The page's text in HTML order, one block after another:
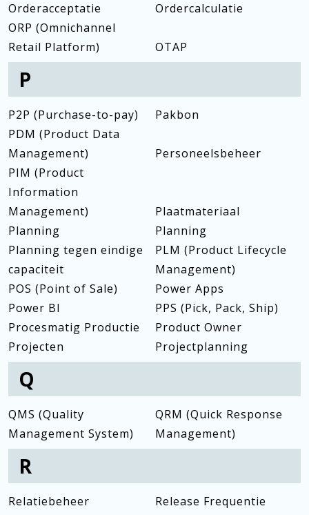
Orderacceptatie
Ordercalculatie
ORP (Omnichannel
Retail Platform)
OTAP
P
P2P (Purchase-to-pay)
Pakbon
PDM (Product Data
Management)
Personeelsbeheer
PIM (Product
Information
Management)
Plaatmateriaal
Planning
Planning
Planning tegen eindige
capaciteit
PLM (Product Lifecycle
Management)
POS (Point of Sale)
Power Apps
Power BI
PPS (Pick, Pack, Ship)
Procesmatig Productie
Product Owner
Projecten
Projectplanning
Q
QMS (Quality
Management System)
QRM (Quick Response
Management)
R
Relatiebeheer
Release Frequentie